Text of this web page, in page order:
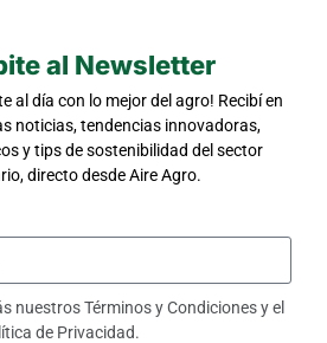
al Newsletter
al día con lo mejor del agro! Recibí en
noticias, tendencias innovadoras,
y tips de sostenibilidad del sector
directo desde Aire Agro.
nuestrosTérminos y Condicionesy el
de Privacidad.